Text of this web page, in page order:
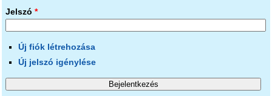
Jelszó *
Új fiók létrehozása
Új jelszó igénylése